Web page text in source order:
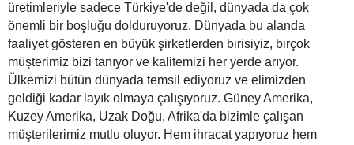
üretimleriyle sadece Türkiye'de değil, dünyada da çok
önemli bir boşluğu dolduruyoruz. Dünyada bu alanda
faaliyet gösteren en büyük şirketlerden birisiyiz, birçok
müşterimiz bizi tanıyor ve kalitemizi her yerde arıyor.
Ülkemizi bütün dünyada temsil ediyoruz ve elimizden
geldiği kadar layık olmaya çalışıyoruz. Güney Amerika,
Kuzey Amerika, Uzak Doğu, Afrika'da bizimle çalışan
müşterilerimiz mutlu oluyor. Hem ihracat yapıyoruz hem